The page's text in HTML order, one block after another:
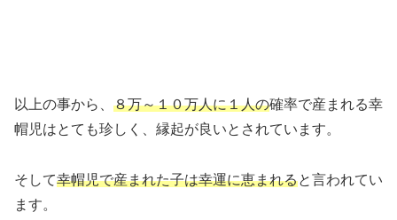
以上の事から、 ８万～１０万人に１人の確率で産まれる幸
帽児はとても珍しく、縁起が良いとされています。
そして幸帽児で産まれた子は幸運に恵まれると言われてい
ます。